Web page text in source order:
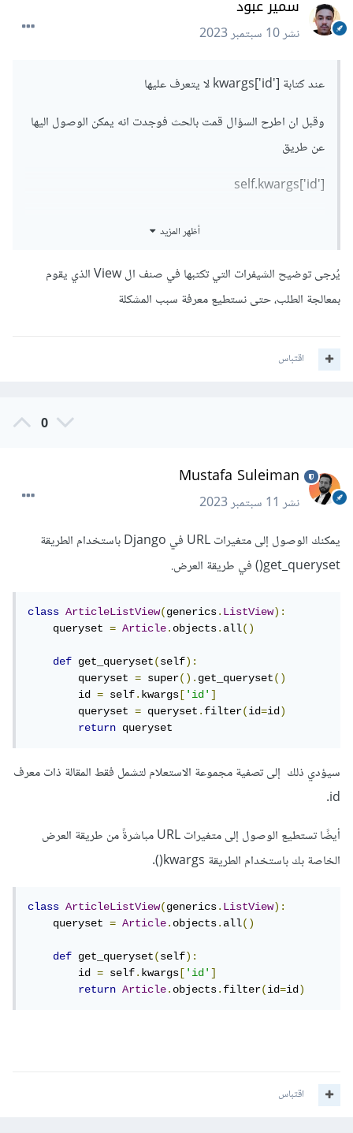
'id']
** kwargs )
الخطوات:
تستطيع الوصول إلى متغير id عبر kwargs['id'].
سمير عبود
نشر10 سبتمبر 2023
عند كتابة kwargs['id'] لا يتعرف عليها
وقبل ان اطرح السؤال قمت بالحث فوجدت انه يمكن الوصول اليها
عن طريق
self.kwargs['id']
ولكن عند استخدامها يظهر هذا الخطأ
'id'
أظهر المزيد
يُرجى توضيح الشيفرات التي تكتبها في صنف ال View الذي يقوم
بمعالجة الطلب، حتى نستطيع معرفة سبب المشكلة
اقتباس
0
Mustafa Suleiman
نشر11 سبتمبر 2023
يمكنك الوصول إلى متغيرات URL في Django باستخدام الطريقة
get_queryset() في طريقة العرض.
class ArticleListView(generics.ListView):
    queryset
= Article.objects.all()
def get_queryset(self):
        queryset
= super().get_queryset()
        id
= self.kwargs ['id']
        queryset
= queryset.filter(id=id)
return queryset
سيؤدي ذلك إلى تصفية مجموعة الاستعلام لتشمل فقط المقالة ذات معرف
id.
أيضًا تستطيع الوصول إلى متغيرات URL مباشرةً من طريقة العرض
الخاصة بك باستخدام الطريقة kwargs().
class ArticleListView(generics.ListView):
    queryset
= Article.objects.all()
def get_queryset(self):
        id
= self.kwargs ['id']
return
Article.objects.filter(id=id)
اقتباس